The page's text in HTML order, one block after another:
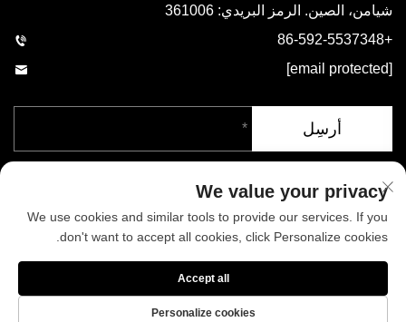
شيامن، الصين. الرمز البريدي: 361006
+86-592-5537348
[email protected]
أرسِل
حقوق الطبع والنشر © شركة شيامن فينيكس للصناعات المحدودة. جميع
من نحن
أخبار اتصل بنا
We value your privacy
We use cookies and similar tools to provide our services. If you
don't want to accept all cookies, click Personalize cookies.
Personalize cookies
Accept all